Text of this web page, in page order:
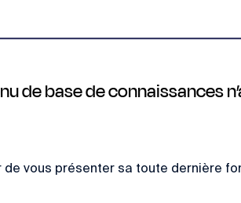
de base de connaissances
de vous présenter sa toute dernière